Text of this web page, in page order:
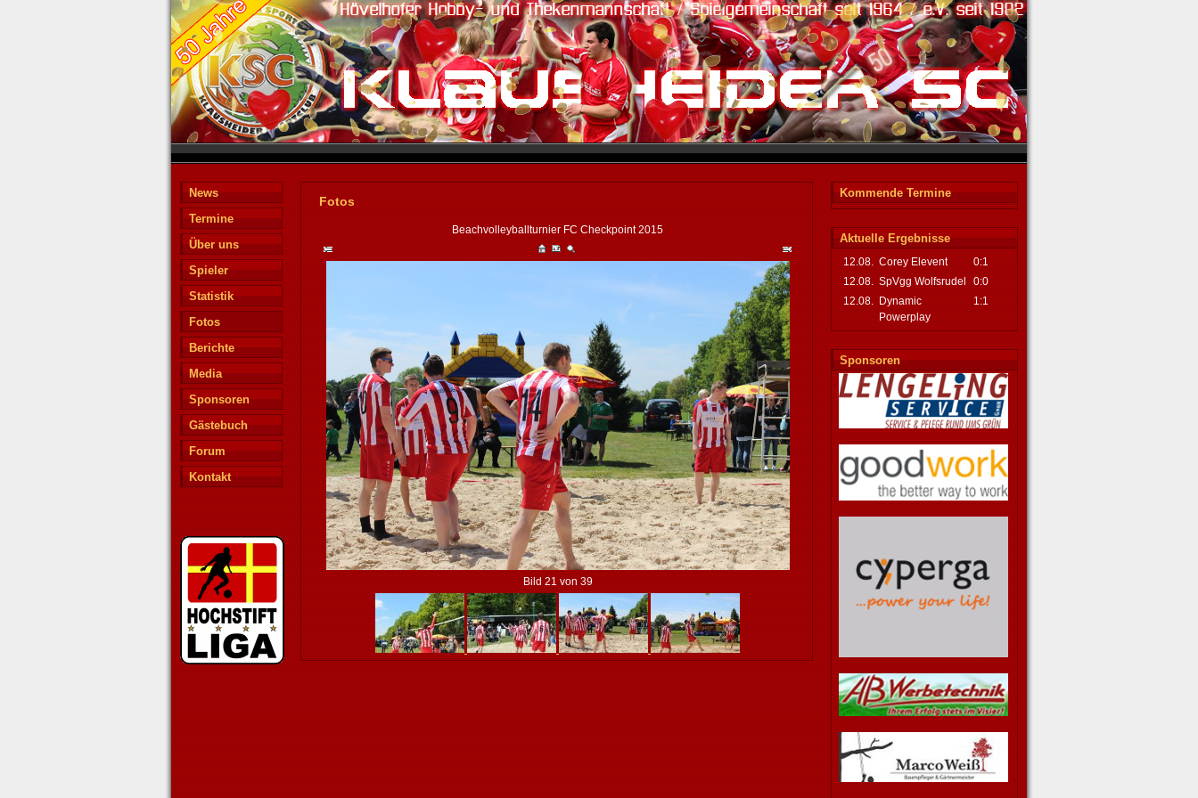
News
Termine
Über uns
Spieler
Statistik
Fotos
Berichte
Media
Sponsoren
Gästebuch
Forum
Kontakt
Fotos
Beachvolleyballturnier FC Checkpoint 2015
Bild 21 von 39
Kommende Termine
Aktuelle Ergebnisse
12.08. Corey Elevent
0:1
12.08. SpVgg Wolfsrudel
0:0
12.08. Dynamic
Powerplay
1:1
Sponsoren